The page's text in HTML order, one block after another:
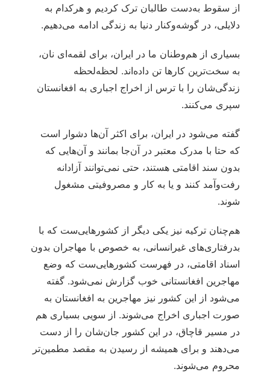
از سقوط به‌دست طالبان ترک کردیم و هرکدام به
دلایلی، در گوشه‌وکنار دنیا به زندگی ادامه می‌دهیم.
بسیاری از هم‌وطنان ما در ایران، برای لقمه‌ای نان،
به سخت‌ترین کارها تن داده‌اند. لحظه‌لحظه
زندگی‌شان را با ترس از اخراج اجباری به افغانستان
سپری می‌کنند.
گفته می‌شود در ایران، برای اکثر آن‌ها دشوار است
که حتا با مدرک معتبر در آن‌جا بمانند و آن‌هایی که
بدون سند اقامتی هستند، حتی نمی‌توانند آزادانه
رفت‌وآمد کنند و یا به کار و مصروفیتی مشغول
شوند.
هم‌چنان ترکیه نیز یکی دیگر از کشورهایی‌ست که با
بدرفتاری‌های غیرانسانی، به خصوص با مهاجران بدون
اسناد اقامتی، در فهرست کشورهایی‌ست که وضع
مهاجرین افغانستانی خوب گزارش نمی‌شود. گفته‌
می‌شود از این کشور نیز مهاجرین به افغانستان به
صورت اجباری اخراج می‌شوند. از سویی بسیاری هم
در مسیر قاچاق، در این کشور جان‌شان را از دست
می‌دهند و برای همیشه از رسیدن به مقصد مطمین‌تر
محروم می‌شوند.